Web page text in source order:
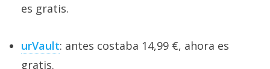
es gratis.
urVault: antes costaba 14,99 €, ahora es
gratis.